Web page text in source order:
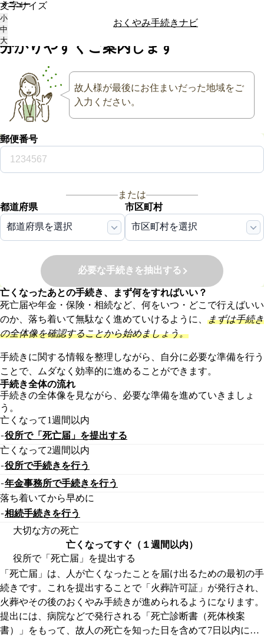
おくやみ手続きナビ
文字サイズ
小
中
大
メニュー
大切な方が亡くなった後
手続き・相続
分かりやすく ご案内します
故人様が最後にお住まいだった地域をご
入力ください。
郵便番号
または
都道府県
都道府県を選択
市区町村
市区町村を選択
必要な手続きを抽出する
亡くなったあとの手続き、まず何をすればいい？
死亡届や年金・保険・相続など、何をいつ・どこで行えばいい
のか、落ち着いて無駄なく進めていけるように、 まずは手続き
の全体像を確認することから始めましょう。
手続きに関する情報を整理しながら、自分に必要な準備を行う
ことで、ムダなく効率的に進めることができます。
手続き全体の流れ
手続きの全体像を見ながら、必要な準備を進めていきましょ
う。
亡くなって1週間以内
役所で「死亡届」を提出する
亡くなって2週間以内
役所で手続きを行う
年金事務所で手続きを行う
落ち着いてから早めに
相続手続きを行う
大切な方の死亡
亡くなってすぐ（１週間以内）
役所で「死亡届」を提出する
「死亡届」は、人が亡くなったことを届け出るための最初の手
続きです。これを提出することで「火葬許可証」が発行され、
火葬やその後のおくやみ手続きが進められるようになります。
提出には、病院などで発行される「死亡診断書（死体検案
書）」をもって、故人の死亡を知った日を含めて7日以内に提